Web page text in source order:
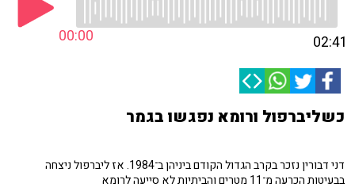
00:00 02:41
כשליברפול ורומא נפגשו בגמר
דני דבורין נזכר בקרב הגדול הקודם ביניהן ב־1984. אז ליברפול ניצחה
בבעיטות הכרעה מ־11 מטרים והביתיות לא סייעה לרומא